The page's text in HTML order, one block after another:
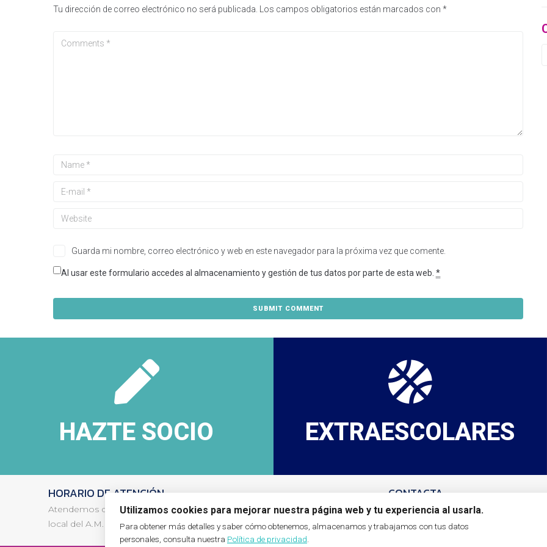
Tu dirección de correo electrónico no será publicada. Los campos obligatorios están marcados con *
Guarda mi nombre, correo electrónico y web en este navegador para la próxima vez que comente.
Al usar este formulario accedes al almacenamiento y gestión de tus datos por parte de esta web. *
HAZTE SOCIO EXTRAESCOLARES
HORARIO DE ATENCIÓN
Atendemos de manera presencial los Lunes de 16 a 17 horasen el
local del A.M.P.A., en el edificio de Infantil.
CONTACTA
hola@ampaclaracampoamor.com
Tablas de Daimiel, 19 (Local A.M.P.A.)
Utilizamos cookies para mejorar nuestra página web y tu experiencia al usarla.
Para obtener más detalles y saber cómo obtenemos, almacenamos y trabajamos con tus datos
personales, consulta nuestra Política de privacidad